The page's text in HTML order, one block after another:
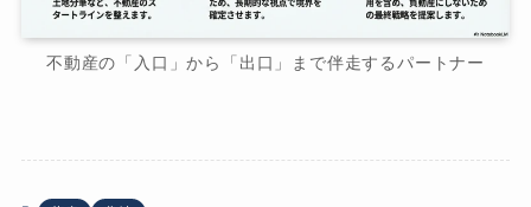
不動産の「入口」から「出口」まで伴走するパートナー